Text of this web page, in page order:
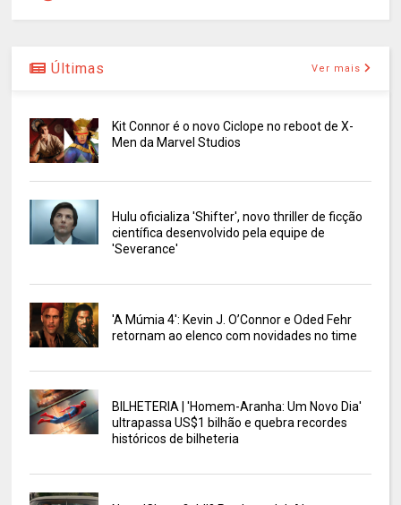
Últimas Ver mais
Kit Connor é o novo Ciclope no reboot de X-
Men da Marvel Studios
Hulu oficializa 'Shifter', novo thriller de ficção
científica desenvolvido pela equipe de
'Severance'
'A Múmia 4': Kevin J. O’Connor e Oded Fehr
retornam ao elenco com novidades no time
BILHETERIA | 'Homem-Aranha: Um Novo Dia'
ultrapassa US$1 bilhão e quebra recordes
históricos de bilheteria